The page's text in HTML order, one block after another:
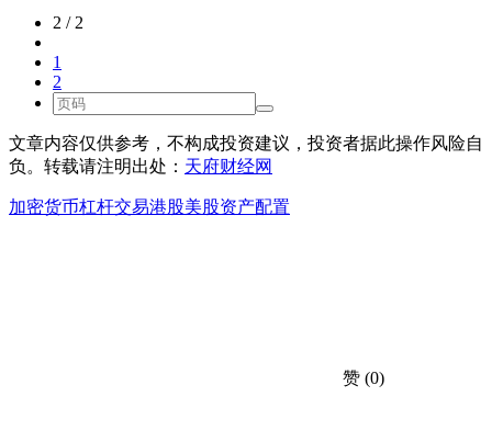
2 / 2
1
2
文章内容仅供参考，不构成投资建议，投资者据此操作风险自
负。转载请注明出处： 天府财经网
加密货币杠杆交易港股美股资产配置
赞 (0)